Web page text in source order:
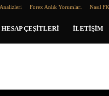
Forex Anlık Yorumları Nasıl
HESAP ÇEŞITLERI İLETIŞIM